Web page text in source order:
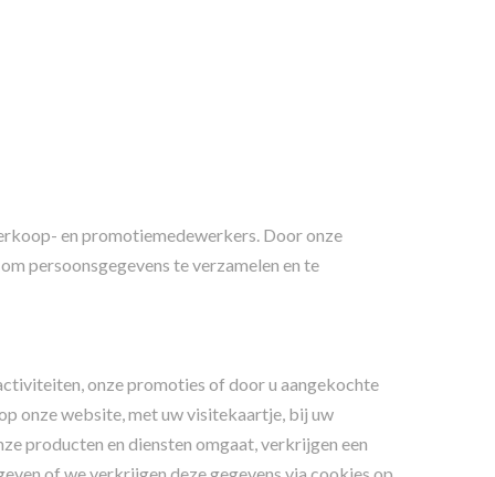
en promotiemedewerkers. Door onze
persoonsgegevens te verzamelen en te
onze promoties of door u aangekochte
onze website, met uw visitekaartje, bij uw
producten en diensten omgaat, verkrijgen een